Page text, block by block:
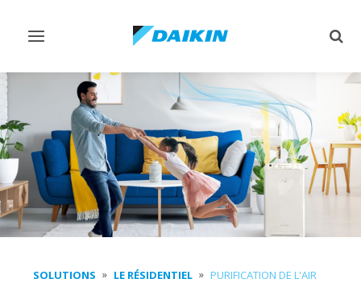
Afficher/masquer
SOLUTIONS LE RÉSIDENTIEL PURIFICATION DE L'AIR